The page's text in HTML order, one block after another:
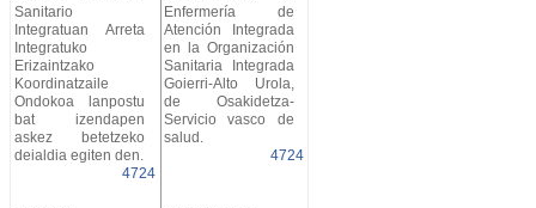
Sanitario
Integratuan Arreta
Integratuko
Erizaintzako
Koordinatzaile
Ondokoa lanpostu
bat izendapen
askez betetzeko
deialdia egiten den.
4724
Enfermería de
Atención Integrada
en la Organización
Sanitaria Integrada
Goierri-Alto Urola,
de Osakidetza-
Servicio vasco de
salud.
4724